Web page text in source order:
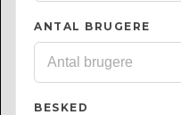
ANTAL BRUGERE
BESKED